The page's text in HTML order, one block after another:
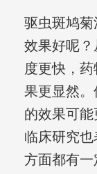
驱虫斑鸠
效果好呢
度更快，
果更显然
的效果可能
临床研究
方面都有